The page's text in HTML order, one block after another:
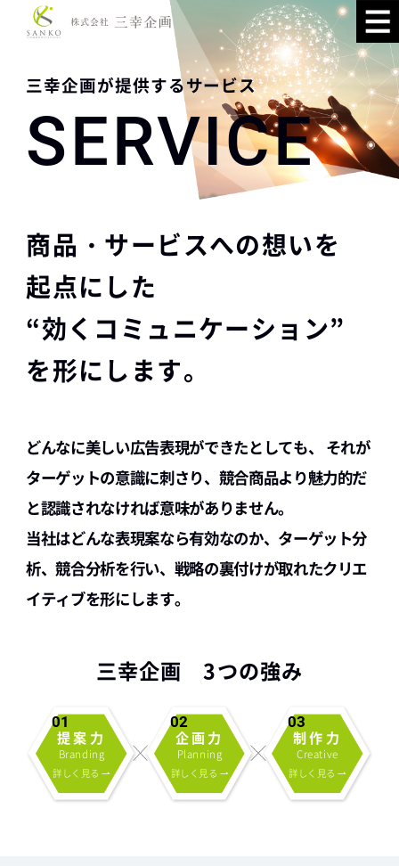
三幸企画が提供するサービス
SERVICE
商品・サービスへの想いを
起点にした
“効くコミュニケーション”
を形にします。
どんなに美しい広告表現ができたとしても、 それが
ターゲットの意識に刺さり、競合商品より魅力的だ
と認識されなければ意味がありません。
当社はどんな表現案なら有効なのか、ターゲット分
析、競合分析を行い、 戦略の裏付けが取れたクリエ
イティブを形にします。
三幸企画 3つの強み
提案力
Branding
詳しく見る
企画力
Planning
詳しく見る
制作力
Creative
詳しく見る